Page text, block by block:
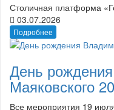
Столичная платформа
03.07.2026
Подробнее
День
Маяковского
Все мероприятия 19